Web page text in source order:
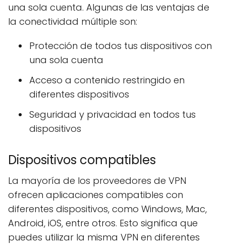
una sola cuenta. Algunas de las ventajas de
la conectividad múltiple son:
Protección de todos tus dispositivos con
una sola cuenta
Acceso a contenido restringido en
diferentes dispositivos
Seguridad y privacidad en todos tus
dispositivos
Dispositivos compatibles
La mayoría de los proveedores de VPN
ofrecen aplicaciones compatibles con
diferentes dispositivos, como Windows, Mac,
Android, iOS, entre otros. Esto significa que
puedes utilizar la misma VPN en diferentes